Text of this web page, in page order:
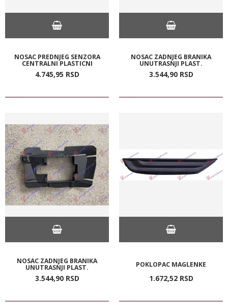
NOSAC PREDNJEG SENZORA
CENTRALNI PLASTICNI
4.745,95 RSD
NOSAC ZADNJEG BRANIKA
UNUTRASNJI PLAST.
3.544,90 RSD
NOSAC ZADNJEG BRANIKA
UNUTRASNJI PLAST.
3.544,90 RSD
POKLOPAC MAGLENKE
1.672,52 RSD